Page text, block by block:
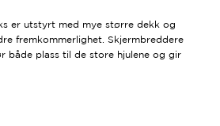
er utstyrt med mye større dekk og
fremkommerlighet. Skjermbreddere
både plass til de store hjulene og gir